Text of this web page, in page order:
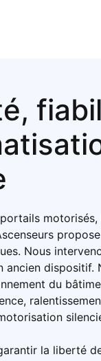
Nous
ancien
du
la liberté